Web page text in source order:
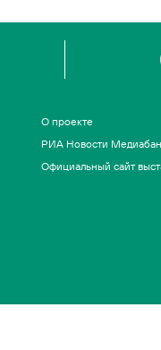
О проекте
РИА Новости
Официальный сайт